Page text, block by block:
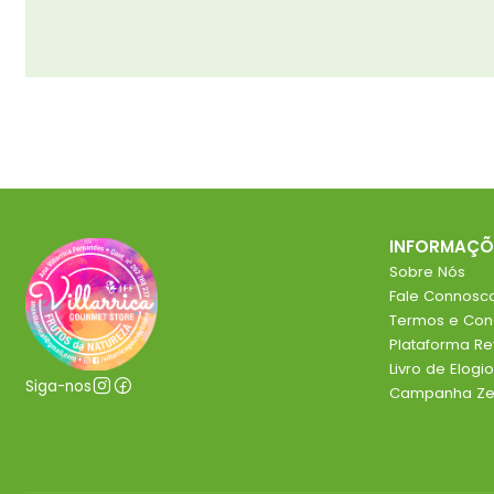
Siga-nos
Sobre Nós
Fale
Termos e
Plataforma
Livro de
Campanha